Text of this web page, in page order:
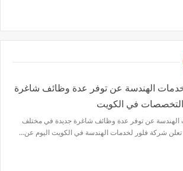
الهندسة عن توفر عدة وظائف شاغرة
في الكويت
الهندسة عن توفر عدة وظائف شاغرة جديدة في مختلف
شركة فلور لخدمات الهندسة في الكويت اليوم عن…